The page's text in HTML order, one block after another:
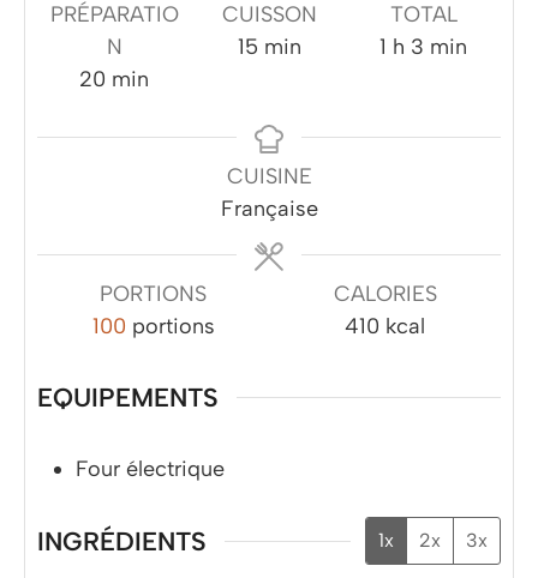
PRÉPARATIO
N
20 minutes
min
CUISSON
15minutes
min
TOTAL
1 heure
h 3 minutes
min
CUISINE
Française
PORTIONS
100 portions
CALORIES
410 kcal
EQUIPEMENTS
Four électrique
INGRÉDIENTS 1x 2x 3x